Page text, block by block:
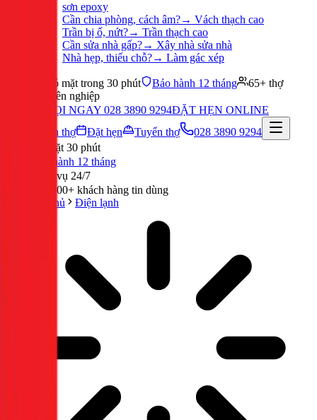
sơn epoxy
Cần chia phòng, cách âm?→ Vách thạch cao
Trần bị ố, nứt?→ Trần thạch cao
Cần sửa nhà gấp?→ Xây nhà sửa nhà
Nhà hẹp, thiếu chỗ?→ Làm gác xép
Có mặt trong 30 phút Bảo hành 12 tháng
65+ thợ
chuyên nghiệp
GỌI NGAY 028 3890 9294ĐẶT HẸN ONLINE
Tuyển thợ
Đặt hẹn Tuyển thợ
028 3890 9294
Có mặt 30 phút
Bảo hành 12 tháng
Phục vụ 24/7
300,000+ khách hàng tin dùng
Trang chủ
Điện lạnh